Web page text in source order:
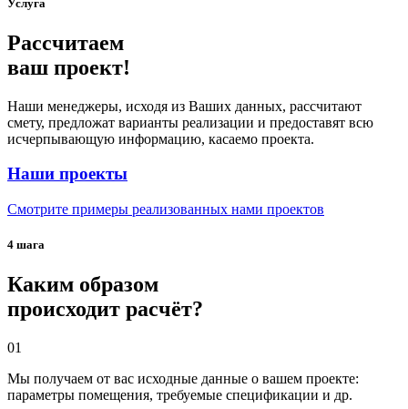
Услуга
Рассчитаем
ваш проект!
Наши менеджеры, исходя из Ваших данных, рассчитают
смету, предложат варианты реализации и предоставят всю
исчерпывающую информацию, касаемо проекта.
Наши проекты
Смотрите примеры реализованных нами проектов
4 шага
Каким образом
происходит расчёт?
01
Мы получаем от вас исходные данные о вашем проекте:
параметры помещения, требуемые спецификации и др.